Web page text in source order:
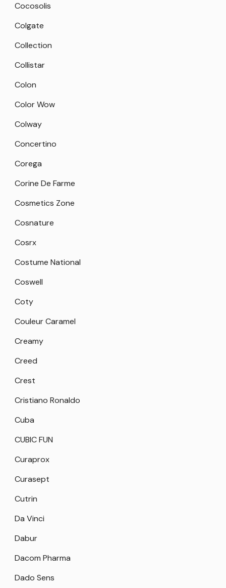
Cocosolis
Colgate
Collection
Collistar
Colon
Color Wow
Colway
Concertino
Corega
Corine De Farme
Cosmetics Zone
Cosnature
Cosrx
Costume National
Coswell
Coty
Couleur Caramel
Creamy
Creed
Crest
Cristiano Ronaldo
Cuba
CUBIC FUN
Curaprox
Curasept
Cutrin
Da Vinci
Dabur
Dacom Pharma
Dado Sens